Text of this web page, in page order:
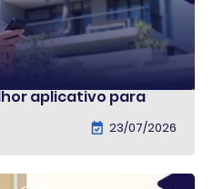
aplicativo para
23/07/2026